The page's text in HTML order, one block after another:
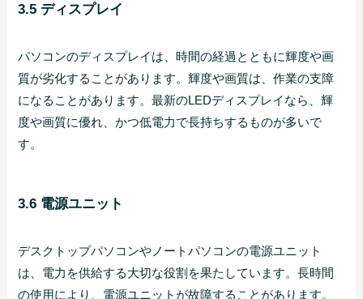
3.5 ディスプレイ
パソコンのディスプレイは、時間の経過とともに輝度や画
質が劣化することがあります。輝度や画質は、作業の支障
になることがあります。最新のLEDディスプレイなら、輝
度や画質に優れ、かつ低電力で長持ちするものが多いで
す。
3.6 電源ユニット
デスクトップパソコンやノートパソコンの電源ユニット
は、電力を供給する大切な役割を果たしています。長時間
の使用により、電源ユニットが故障することがあります。